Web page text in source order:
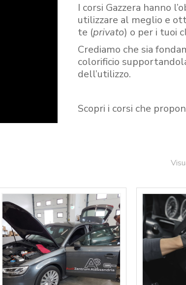
I corsi Gazzera hanno
utilizzare al meglio e
te (privato) o per i tuoi
Crediamo che sia
colorificio
dell’utilizzo.
Scopri i corsi che